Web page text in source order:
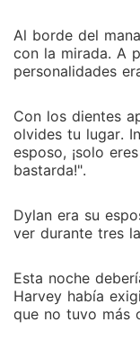
Al borde del
con la mirada. A
personalidades
Con los dientes
olvides tu lugar.
esposo, ¡solo
bastarda!".
Dylan era su
ver durante tres
Esta noche
Harvey había
que no tuvo más